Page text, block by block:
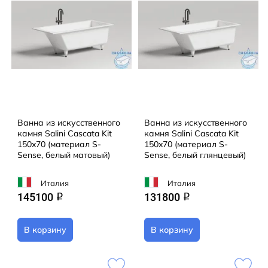
Ванна из искусственного
камня Salini Cascata Kit
150x70 (материал S-
Sense, белый матовый)
Италия
145100 q
В корзину
Ванна из искусственного
камня Salini Cascata Kit
150x70 (материал S-
Sense, белый глянцевый)
Италия
131800 q
В корзину